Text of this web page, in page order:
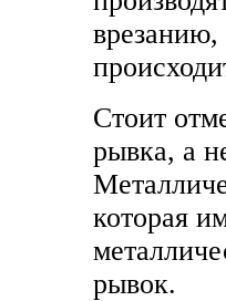
врезанию,
Стоит
рывка, а
которая
рывок.